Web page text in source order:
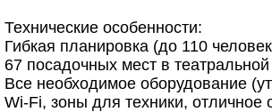
Технические особенности:
Гибкая планировка (до 110
67 посадочных мест в
Все необходимое оборудование
Wi-Fi, зоны для техники, отличное